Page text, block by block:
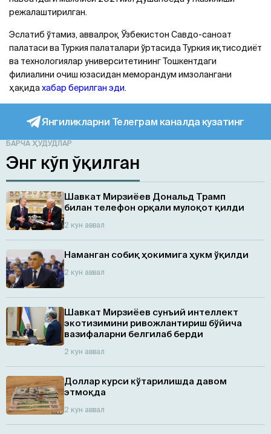
режалаштирилган.
Эслатиб ўтамиз, аввалроқ Ўзбекистон Савдо-саноат
палатаси ва Туркия палаталари ўртасида Туркия иқтисодиёт
ва технологиялар университетининг Тошкентдаги
филиалини очиш юзасидан меморандум имзолангани
ҳақидахабар берилган эди.
Янгиликларни Телеграм каналда кузатинг
БАРЧА ҲУДУДЛАР
Энг кўп ўқилган
Шавкат Мирзиёев Дональд Трамп
билан телефон орқали мулоқот қилди
2 кун аввал
Наманган собиқ ҳокимига ҳукм ўқилди
2 кун аввал
Шавкат Мирзиёев сунъий интеллект
экотизимини ривожлантириш бўйича
вазифаларни белгилаб берди
2 кун аввал
Доллар курси кўтарилишда давом
этмоқда
2 кун аввал